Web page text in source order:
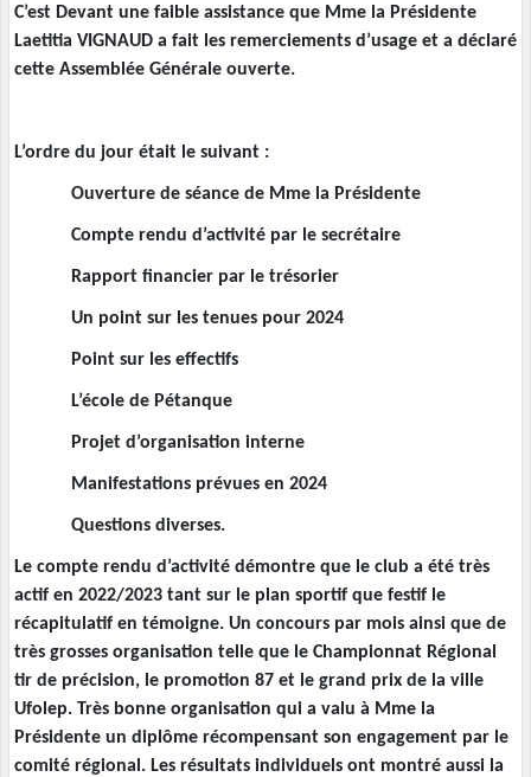
C’est Devant une faible assistance que Mme la Présidente
Laetitia VIGNAUD a fait les remerciements d’usage et a déclaré
cette Assemblée Générale ouverte.
L’ordre du jour était le suivant :
Ouverture de séance de Mme la Présidente
Compte rendu d’activité par le secrétaire
Rapport financier par le trésorier
Un point sur les tenues pour 2024
Point sur les effectifs
L’école de Pétanque
Projet d’organisation interne
Manifestations prévues en 2024
Questions diverses.
Le compte rendu d’activité démontre que le club a été très
actif en 2022/2023 tant sur le plan sportif que festif le
récapitulatif en témoigne. Un concours par mois ainsi que de
très grosses organisation telle que le Championnat Régional
tir de précision, le promotion 87 et le grand prix de la ville
Ufolep. Très bonne organisation qui a valu à Mme la
Présidente un diplôme récompensant son engagement par le
comité régional. Les résultats individuels ont montré aussi la